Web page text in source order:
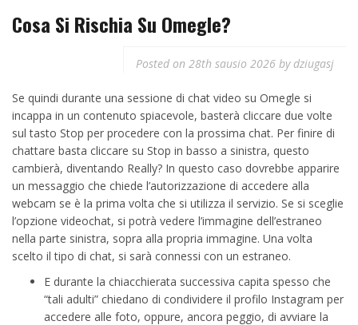
Cosa Si Rischia Su Omegle?
Posted on 28th sausio 2026 bydziugasj
Se quindi durante una sessione di chat video su Omegle si
incappa in un contenuto spiacevole, basterà cliccare due volte
sul tasto Stop per procedere con la prossima chat. Per finire di
chattare basta cliccare su Stop in basso a sinistra, questo
cambierà, diventando Really? In questo caso dovrebbe apparire
un messaggio che chiede l’autorizzazione di accedere alla
webcam se è la prima volta che si utilizza il servizio. Se si sceglie
l’opzione videochat, si potrà vedere l’immagine dell’estraneo
nella parte sinistra, sopra alla propria immagine. Una volta
scelto il tipo di chat, si sarà connessi con un estraneo.
E durante la chiacchierata successiva capita spesso che
“tali adulti” chiedano di condividere il profilo Instagram per
accedere alle foto, oppure, ancora peggio, di avviare la